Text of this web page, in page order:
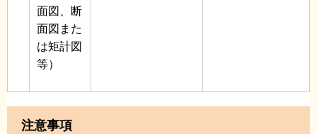
面図、断
面図また
は矩計図
等）
注意事項